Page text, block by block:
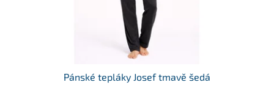
Pánské tepláky Josef tmavě šedá